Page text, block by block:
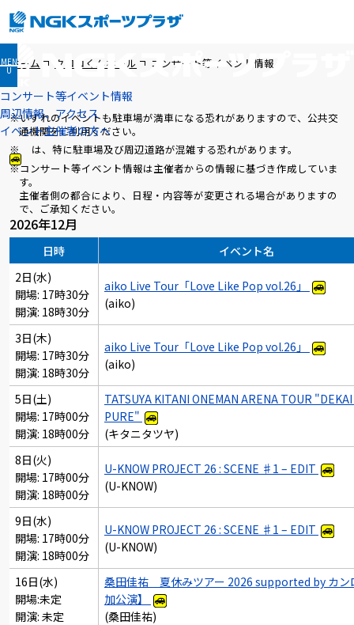
MEN
U
コンサート等イベント情報
周辺情報、アクセス
イベント主催者の方へ
ホーム クロコくんホール コンサート等イベント情報
※いずれのイベントも駐車場が満車になる恐れがありますので、公共交
通機関をご利用ください。
※
は、特に駐車場及び周辺道路が混雑する恐れがあります。
※コンサート等イベント情報は主催者からの情報に基づき作成していま
す。
主催者側の都合により、日程・内容等が変更される場合がありますの
で、ご承知ください。
2026年12月
日時
イベント名
2日(水)
開場: 17時30分
開演: 18時30分
aiko Live Tour「Love Like Pop vol.26」
(aiko)
3日(木)
開場: 17時30分
開演: 18時30分
aiko Live Tour「Love Like Pop vol.26」
(aiko)
5日(土)
開場: 17時00分
開演: 18時00分
TATSUYA KITANI ONEMAN ARENA TOUR
PURE"
(キタニタツヤ)
8日(火)
開場: 17時00分
開演: 18時00分
U-KNOW PROJECT 26 : SCENE ♯1 – EDIT
(U-KNOW)
9日(水)
開場: 17時00分
開演: 18時00分
U-KNOW PROJECT 26 : SCENE ♯1 – EDIT
(U-KNOW)
16日(水)
開場:未定
開演: 未定
桑田佳祐 夏休みツアー 2026 supported by カン
加公演】
(桑田佳祐)